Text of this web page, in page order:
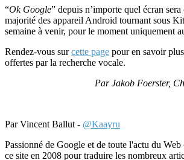
“Ok Google” depuis n’importe quel écran
majorité des appareil Android tournant sous
semaine à venir, pour le moment uniquement
Rendez-vous surcette page pour en savoir
offertes par la recherche vocale.
Par Jakob Foerster,
Par Vincent Ballut - @Kaayru
Passionné de Google et de toute l'actu du
ce site en 2008 pour traduire les nombreux